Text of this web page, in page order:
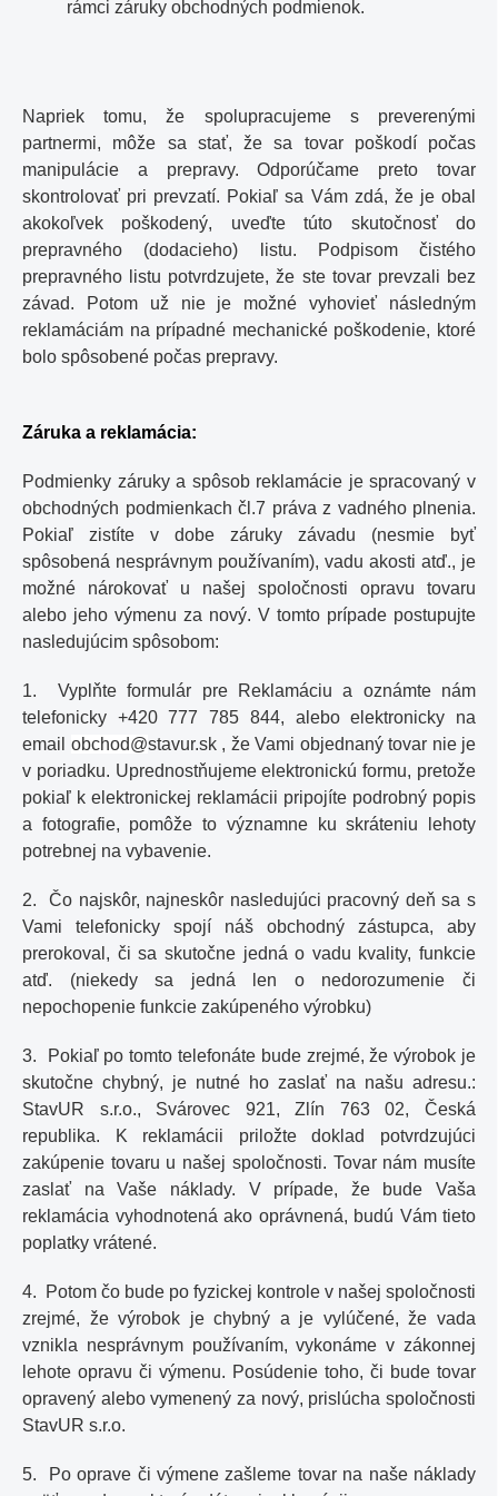
rámci záruky obchodných podmienok.
Napriek tomu, že spolupracujeme s preverenými
partnermi, môže sa stať, že sa tovar poškodí počas
manipulácie a prepravy. Odporúčame preto tovar
skontrolovať pri prevzatí. Pokiaľ sa Vám zdá, že je obal
akokoľvek poškodený, uveďte túto skutočnosť do
prepravného (dodacieho) listu. Podpisom čistého
prepravného listu potvrdzujete, že ste tovar prevzali bez
závad. Potom už nie je možné vyhovieť následným
reklamáciám na prípadné mechanické poškodenie, ktoré
bolo spôsobené počas prepravy.
Záruka a reklamácia:
Podmienky záruky a spôsob reklamácie je spracovaný v
obchodných podmienkach čl.7 práva z vadného plnenia.
Pokiaľ zistíte v dobe záruky závadu (nesmie byť
spôsobená nesprávnym používaním), vadu akosti atď., je
možné nárokovať u našej spoločnosti opravu tovaru
alebo jeho výmenu za nový. V tomto prípade postupujte
nasledujúcim spôsobom:
1. Vyplňte formulár pre Reklamáciu a oznámte nám
telefonicky +420 777 785 844, alebo elektronicky na
email obchod@stavur.sk , že Vami objednaný tovar nie je
v poriadku. Uprednostňujeme elektronickú formu, pretože
pokiaľ k elektronickej reklamácii pripojíte podrobný popis
a fotografie, pomôže to významne ku skráteniu lehoty
potrebnej na vybavenie.
2. Čo najskôr, najneskôr nasledujúci pracovný deň sa s
Vami telefonicky spojí náš obchodný zástupca, aby
prerokoval, či sa skutočne jedná o vadu kvality, funkcie
atď. (niekedy sa jedná len o nedorozumenie či
nepochopenie funkcie zakúpeného výrobku)
3. Pokiaľ po tomto telefonáte bude zrejmé, že výrobok je
skutočne chybný, je nutné ho zaslať na našu adresu.:
StavUR s.r.o., Svárovec 921, Zlín 763 02, Česká
republika. K reklamácii priložte doklad potvrdzujúci
zakúpenie tovaru u našej spoločnosti. Tovar nám musíte
zaslať na Vaše náklady. V prípade, že bude Vaša
reklamácia vyhodnotená ako oprávnená, budú Vám tieto
poplatky vrátené.
4. Potom čo bude po fyzickej kontrole v našej spoločnosti
zrejmé, že výrobok je chybný a je vylúčené, že vada
vznikla nesprávnym používaním, vykonáme v zákonnej
lehote opravu či výmenu. Posúdenie toho, či bude tovar
opravený alebo vymenený za nový, prislúcha spoločnosti
StavUR s.r.o.
5. Po oprave či výmene zašleme tovar na naše náklady